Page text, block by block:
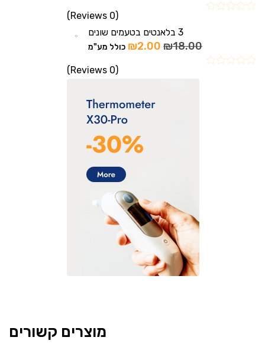
(0 Reviews)
3 בלאנטים בטעמים שונים
₪18.00
₪2.00 כולל מע"מ
(0 Reviews)
מוצרים קשורים